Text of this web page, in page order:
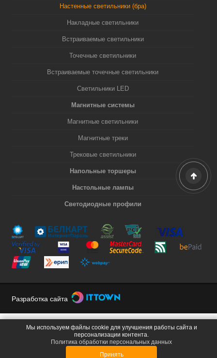
Настенные светильники (бра)
Накладные светильники
Встраиваемые светильники
Точечные светильники
Встраиваемые точечные светильники
Светильники LED
Магнитные системы
Магнитные светильники
Магнитные треки
Трековые светильники
Напольные торшеры
Настольные лампы
Светодиодные профили
Разработка сайта
Мы используем файлы cookie для улучшения работы сайта и
персонализации контента.
Политика обработки персональных данных
Принять